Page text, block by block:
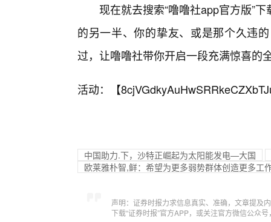
现在就去搜索“噜噜社app官方版”
的另一半、你的挚友、或是那个久违
过，让噜噜社带你开启一段充满惊喜的
活动：【
中国助力.下，沙特正崛起为太阳能发电—大国
欧莱雅朴智,鲜：希望为更多弱势群体创造更多工
声明：证券时报力求信息真实、准确，文章提及
下载“证券时报”官方APP，或关注官方微信公众